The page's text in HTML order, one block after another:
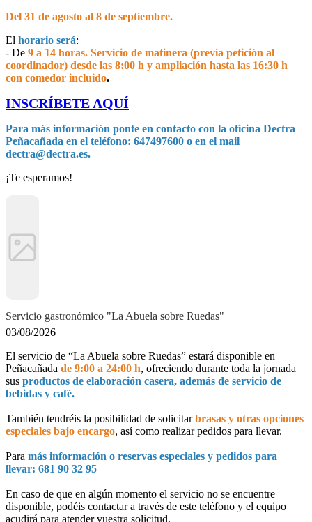
Del 31 de agosto al 8 de septiembre.
El horario será:
- De 9 a 14 horas. Servicio de matinera (previa petición al
coordinador) desde las 8:00 h y ampliación hasta las 16:30 h
con comedor incluido.
INSCRÍBETE AQUÍ
Para más información ponte en contacto con la oficina Dectra
Peñacañada en el teléfono: 647497600 o en el mail
dectra@dectra.es.
¡Te esperamos!
Servicio gastronómico "La Abuela sobre Ruedas"
03/08/2026
El servicio de “La Abuela sobre Ruedas” estará disponible en
Peñacañada de 9:00 a 24:00 h, ofreciendo durante toda la jornada
sus productos de elaboración casera, además de servicio de
bebidas y café.
También tendréis la posibilidad de solicitarbrasas y otras opciones
especiales bajo encargo, así como realizar pedidos para llevar.
Para más información o reservas especiales y pedidos para
llevar: 681 90 32 95
En caso de que en algún momento el servicio no se encuentre
disponible, podéis contactar a través de este teléfono y el equipo
acudirá para atender vuestra solicitud.